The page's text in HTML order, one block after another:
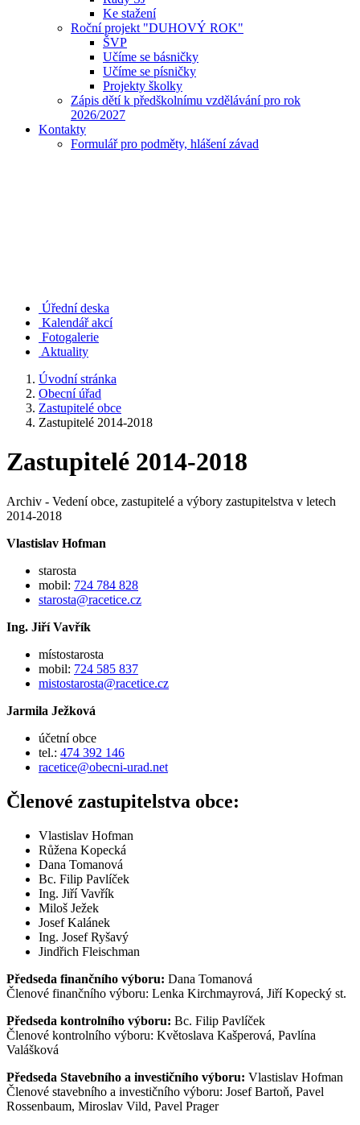
Ke stažení
Roční projekt "DUHOVÝ ROK"
ŠVP
Učíme se básničky
Učíme se písničky
Projekty školky
Zápis dětí k předškolnímu vzdělávání pro rok
2026/2027
Kontakty
Formulář pro podměty, hlášení závad
Úřední deska
Kalendář akcí
Fotogalerie
Aktuality
Úvodní stránka
Obecní úřad
Zastupitelé obce
Zastupitelé 2014-2018
Zastupitelé 2014-2018
Archiv - Vedení obce, zastupitelé a výbory zastupitelstva v letech
2014-2018
Vlastislav Hofman
starosta
mobil: 724 784 828
starosta@racetice.cz
Ing. Jiří Vavřík
místostarosta
mobil: 724 585 837
mistostarosta@racetice.cz
Jarmila Ježková
účetní obce
tel.: 474 392 146
racetice@obecni-urad.net
Členové zastupitelstva obce:
Vlastislav Hofman
Růžena Kopecká
Dana Tomanová
Bc. Filip Pavlíček
Ing. Jiří Vavřík
Miloš Ježek
Josef Kalánek
Ing. Josef Ryšavý
Jindřich Fleischman
Předseda finančního výboru: Dana Tomanová
Členové finančního výboru: Lenka Kirchmayrová, Jiří Kopecký st.
Předseda kontrolního výboru: Bc. Filip Pavlíček
Členové kontrolního výboru: Květoslava Kašperová, Pavlína
Valášková
Předseda Stavebního a investičního výboru: Vlastislav Hofman
Členové stavebního a investičního výboru: Josef Bartoň, Pavel
Rossenbaum, Miroslav Vild, Pavel Prager